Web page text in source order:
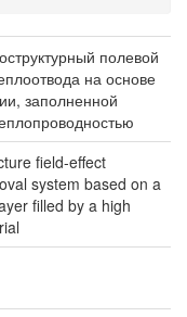
полевой
на основе
заполненной
field-effect
system based on a
filled by a high